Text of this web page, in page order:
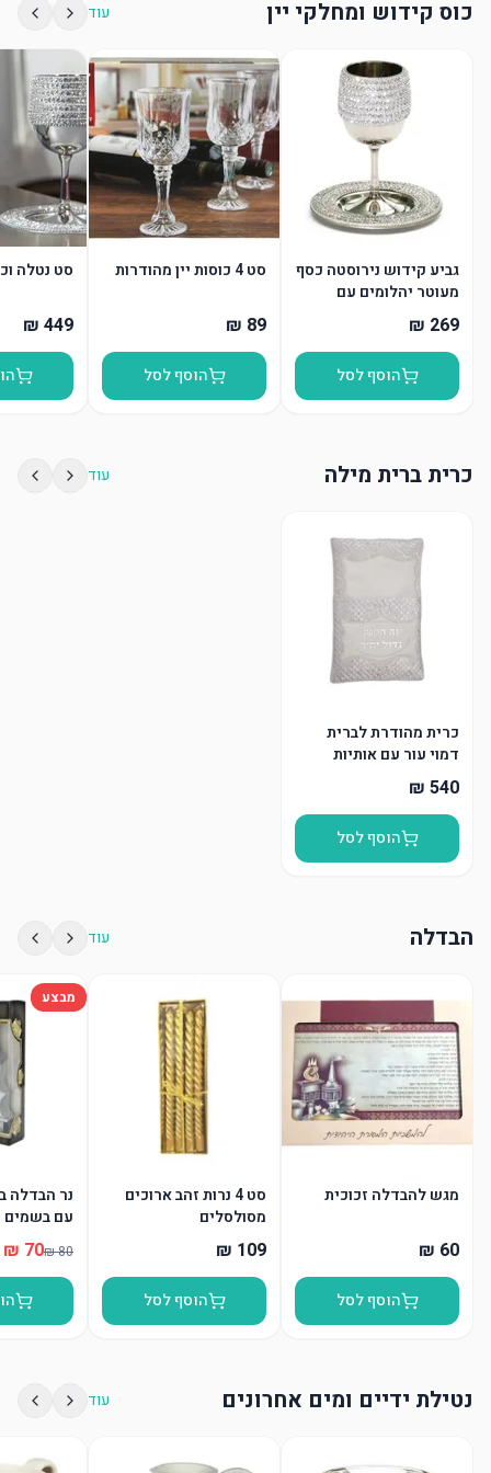
כוס קידוש ומחלקי יין עוד
גביע קידוש נירוסטה כסף
מעוטר יהלומים עם
תחתית
הוסף לסל
סט 4 כוסות יין מהודרות
הוסף לסל
סט נטלה
כרית ברית מילה עוד
כרית מהודרת לברית
דמוי עור עם אותיות
בולטות
הוסף לסל
הבדלה עוד
מגש להבדלה זכוכית
הוסף לסל
סט 4 נרות זהב ארוכים
מסולסלים
הוסף לסל
מבצע
נר הבדלה
עם בשמים
נטילת ידיים ומים אחרונים עוד